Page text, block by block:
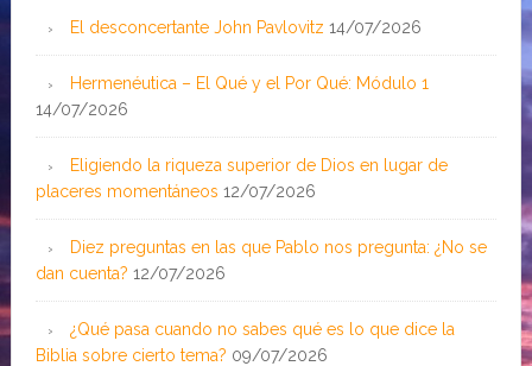
El desconcertante John Pavlovitz 14/07/2026
Hermenéutica – El Qué y el Por Qué: Módulo 1
14/07/2026
Eligiendo la riqueza superior de Dios en lugar de
placeres momentáneos 12/07/2026
Diez preguntas en las que Pablo nos pregunta: ¿No se
dan cuenta? 12/07/2026
¿Qué pasa cuando no sabes qué es lo que dice la
Biblia sobre cierto tema? 09/07/2026